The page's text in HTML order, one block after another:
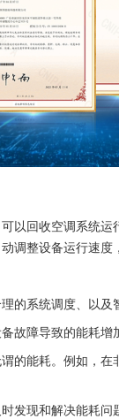
以回收空调系统
调整设备运行速度
的系统调度、以及
故障导致的能耗增
的能耗。例如，在
现和解决能耗问